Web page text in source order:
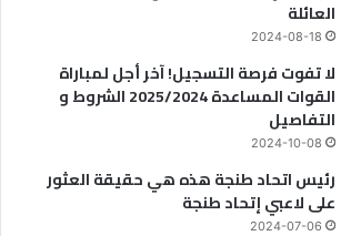
العائلة
2024-08-18
لا تفوت فرصة التسجيل! آخر أجل لمباراة
القوات المساعدة 2025/2024 الشروط و
التفاصيل
2024-10-08
رئيس اتحاد طنجة هذه هي حقيقة العثور
على لاعبي إتحاد طنجة
2024-07-06